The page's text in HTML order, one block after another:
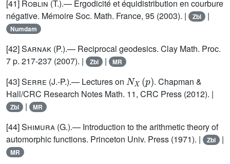
[41] Roblin (T.).— Ergodicité et équidistribution en courbure
négative. Mémoire Soc. Math. France, 95 (2003). |
Zbl |
Numdam
[42]Sarnak (P.).— Reciprocal geodesics. Clay Math. Proc.
7 p. 217-237 (2007). |
Zbl | MR
[43]Serre (J.-P.).— Lectures on
)
. Chapman &
Hall/CRC Research Notes Math. 11, CRC Press (2012). |
Zbl | MR
[44]Shimura (G.).— Introduction to the arithmetic theory of
automorphic functions. Princeton Univ. Press (1971). |
Zbl |
MR